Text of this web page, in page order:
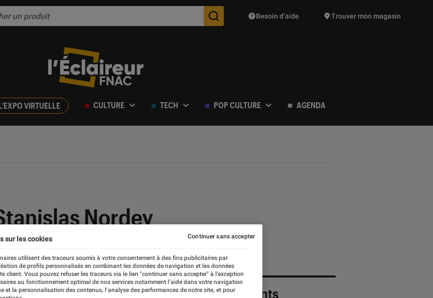
Des suggestions de produits vont vous être proposées
Besoin d’aide Trouver mon magasin
VIRTUELLE CULTURE TECH POP CULTURE AGENDA
Nordey
Les plus récents
sur les cookies
utilisent des traceurs soumis à votre consentement à des fins publicitaires par
de profils personnalisés en combinant les données de navigation et les données
client. Vous pouvez refuser les traceurs via le lien "continuer sans accepter" à l’exception
au fonctionnement optimal de nos services notamment l’aide dans votre navigation
et la personnalisation des contenus, l’analyse des performances de notre site, et pour
Continuer sans accepter